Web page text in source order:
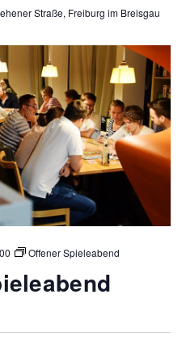
Straße, Freiburg im Breisgau
Offener Spieleabend